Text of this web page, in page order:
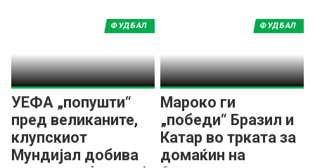
УЕФА „попушти“
пред великаните,
клупскиот
Мундијал добива
ФУДБАЛ
Мароко ги
„победи“ Бразил и
Катар во трката за
домаќин на
ФУДБАЛ